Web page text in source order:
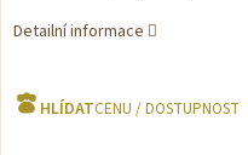
Detailní informace
HLÍDAT